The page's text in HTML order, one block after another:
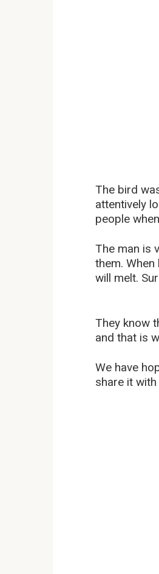
The bird
attentively
people
The man is
them.
will melt.
They know
and that is
We have
share it